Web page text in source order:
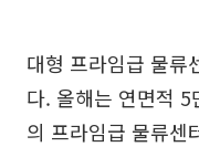
대형 프라임급 물류
다. 올해는 연면적
의 프라임급 물류센